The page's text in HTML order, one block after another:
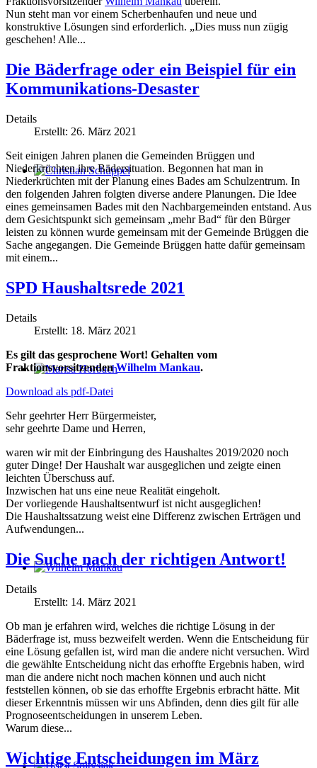
Christian Schüppel
Nun steht man vor einem Scherbenhaufen und neue und
konstruktive Lösungen sind erforderlich. „Dies muss nun zügig
geschehen! Alle...
Die Bäderfrage oder ein Beispiel für ein
Kommunikations-Desaster
Details
Erstellt: 26. März 2021
Seit einigen Jahren planen die Gemeinden Brüggen und
Niederkrüchten ihre Bädersituation. Begonnen hat man in
Niederkrüchten mit der Planung eines Bades am Schulzentrum. In
den folgenden Jahren folgten diverse andere Planungen. Die Idee
eines gemeinsamen Bades mit den Nachbargemeinden entstand. Aus
dem Gesichtspunkt sich gemeinsam „mehr Bad“ für den Bürger
leisten zu können wurde gemeinsam mit der Gemeinde Brüggen die
Sache angegangen. Die Gemeinde Brüggen hatte dafür gemeinsam
mit einem...
SPD Haushaltsrede 2021
Details
Erstellt: 18. März 2021
Es gilt das gesprochene Wort! Gehalten vom
FraktionsvorsitzendenWilhelm Mankau.
Download als pdf-Datei
Sehr geehrter Herr Bürgermeister,
sehr geehrte Dame und Herren,
waren wir mit der Einbringung des Haushaltes 2019/2020 noch
guter Dinge! Der Haushalt war ausgeglichen und zeigte einen
leichten Überschuss auf.
Inzwischen hat uns eine neue Realität eingeholt.
Der vorliegende Haushaltsentwurf ist nicht ausgeglichen!
Die Haushaltssatzung weist eine Differenz zwischen Erträgen und
Aufwendungen...
Die Suche nach der richtigen Antwort!
Details
Erstellt: 14. März 2021
Ob man je erfahren wird, welches die richtige Lösung in der
Bäderfrage ist, muss bezweifelt werden. Wenn die Entscheidung für
eine Lösung gefallen ist, wird man die andere nicht versuchen. Wird
die gewählte Entscheidung nicht das erhoffte Ergebnis haben, wird
man die andere nicht noch machen können und auch nicht
feststellen können, ob sie das erhoffte Ergebnis erbracht hätte. Mit
dieser Erkenntnis müssen wir uns Abfinden, denn dies gilt für alle
Prognoseentscheidungen in unserem Leben.
Warum diese...
Wichtige Entscheidungen im März